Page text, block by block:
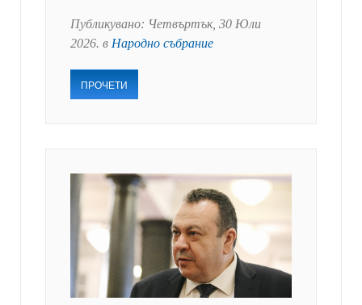
Публикувано: Четвъртък, 30 Юли
2026. в Народно събрание
ПРОЧЕТИ